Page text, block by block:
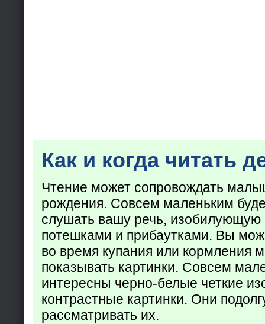
Как и когда читать
Чтение может сопровождать
рождения. Совсем маленьким
слушать вашу речь,
потешками и прибаутками. Вы
во время купания или кормления
показывать картинки. Совсем
интересны черно-белые четкие
контрастные картинки. Они
рассматривать их.